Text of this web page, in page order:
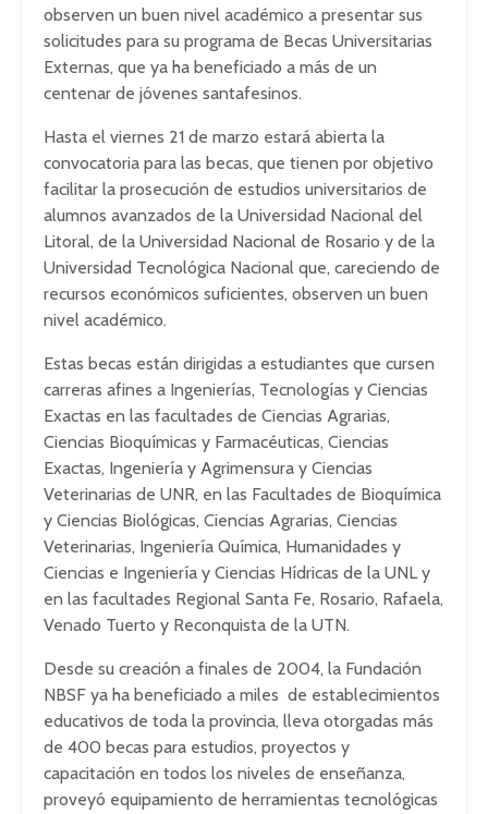
observen un buen nivel académico a presentar sus
solicitudes para su programa de Becas Universitarias
Externas, que ya ha beneficiado a más de un
centenar de jóvenes santafesinos.
Hasta el viernes 21 de marzo estará abierta la
convocatoria para las becas, que tienen por objetivo
facilitar la prosecución de estudios universitarios de
alumnos avanzados de la Universidad Nacional del
Litoral, de la Universidad Nacional de Rosario y de la
Universidad Tecnológica Nacional que, careciendo de
recursos económicos suficientes, observen un buen
nivel académico.
Estas becas están dirigidas a estudiantes que cursen
carreras afines a Ingenierías, Tecnologías y Ciencias
Exactas en las facultades de Ciencias Agrarias,
Ciencias Bioquímicas y Farmacéuticas, Ciencias
Exactas, Ingeniería y Agrimensura y Ciencias
Veterinarias de UNR, en las Facultades de Bioquímica
y Ciencias Biológicas, Ciencias Agrarias, Ciencias
Veterinarias, Ingeniería Química, Humanidades y
Ciencias e Ingeniería y Ciencias Hídricas de la UNL y
en las facultades Regional Santa Fe, Rosario, Rafaela,
Venado Tuerto y Reconquista de la UTN.
Desde su creación a finales de 2004, la Fundación
NBSF ya ha beneficiado a miles de establecimientos
educativos de toda la provincia, lleva otorgadas más
de 400 becas para estudios, proyectos y
capacitación en todos los niveles de enseñanza,
proveyó equipamiento de herramientas tecnológicas